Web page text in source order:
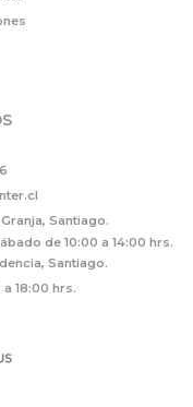
Santiago.
de 10:00 a 14:00 hrs.
Santiago.
18:00 hrs.